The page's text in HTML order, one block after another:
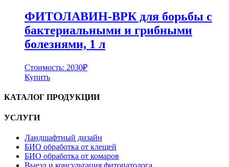
ФИТОЛАВИН-ВРК для борьбы с
бактериальными и грибными
болезнями, 1 л
Стоимость: 2030₽
Купить
КАТАЛОГ ПРОДУКЦИИ
УСЛУГИ
Ландшафтный дизайн
БИО обработка от клещей
БИО обработка от комаров
Выезд и консультация фитопатолога